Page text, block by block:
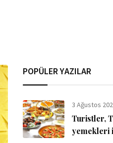
POPÜLER YAZILAR
3 Ağustos
Turistler,
yemekleri